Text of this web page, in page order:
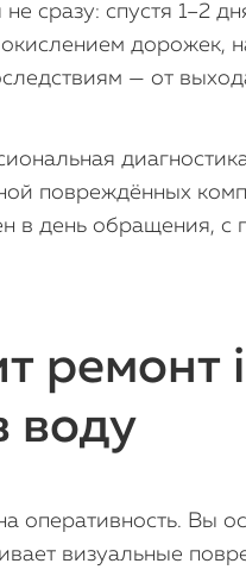
сразу: спустя 1–2
окислением
— от
повреждённых
в день обращения, с
ремонт
воду
оперативность. Вы
визуальные